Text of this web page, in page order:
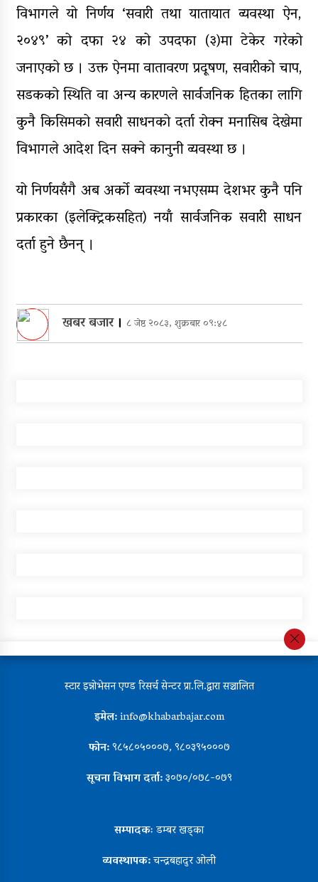
विभागले यो निर्णय ‘सवारी तथा यातायात व्यवस्था ऐन,
२०४९’ को दफा २४ को उपदफा (३)मा टेकेर गरेको
जनाएको छ । उक्त ऐनमा वातावरण प्रदूषण, सवारीको चाप,
सडकको स्थिति वा अन्य कारणले सार्वजनिक हितका लागि
कुनै किसिमको सवारी साधनको दर्ता रोक्न मनासिब देखेमा
विभागले आदेश दिन सक्ने कानुनी व्यवस्था छ ।
यो निर्णयसँगै अब अर्को व्यवस्था नभएसम्म देशभर कुनै पनि
प्रकारका (इलेक्ट्रिकसहित) नयाँ सार्वजनिक सवारी साधन
दर्ता हुने छैनन् ।
खबर बजार। ८ जेष्ठ २०८३, शुक्रबार ०९:४८
स्टार इन्नोभेसन एण्ड रिसर्च सेन्टर प्रा.लि.द्वारा सञ्चालित
इमेल:info@khabarbajar.com
फोन:९८५८०५०००७, ९८०३९५०००७
सूचना विभाग दर्ता:३०७०/०७८-०७९
सम्पादकःडम्बर खड्का
व्यवस्थापक:चन्द्रबहादुर ओली